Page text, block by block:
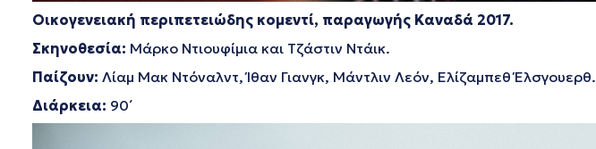
Οικογενειακή περιπετειώδης κομεντί, παραγωγής Καναδά 2017.
Σκηνοθεσία: Μάρκο Ντιουφίμια και Τζάστιν Ντάικ.
Παίζουν: Λίαμ Μακ Ντόναλντ, Ίθαν Γιανγκ, Μάντλιν Λεόν, Ελίζαμπεθ Έλσγουερθ.
Διάρκεια: 90΄